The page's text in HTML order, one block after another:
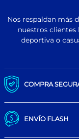
Nos respaldan más
nuestros clientes
deportiva o
COMPRA
ENVÍO FLASH